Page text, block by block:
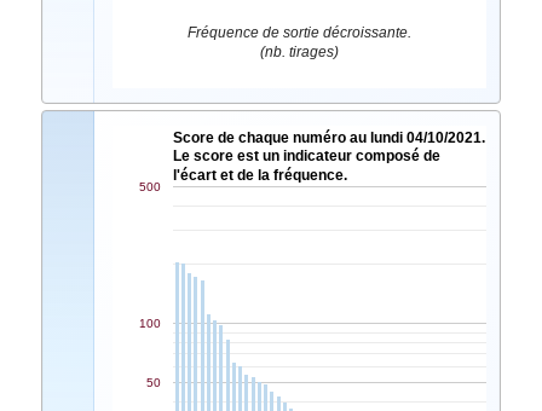
Fréquence de sortie décroissante.
(nb. tirages)
Score de chaque numéro au lundi 04/10/2021.
Le score est un indicateur composé de
l'écart et de la fréquence.
50
100
500